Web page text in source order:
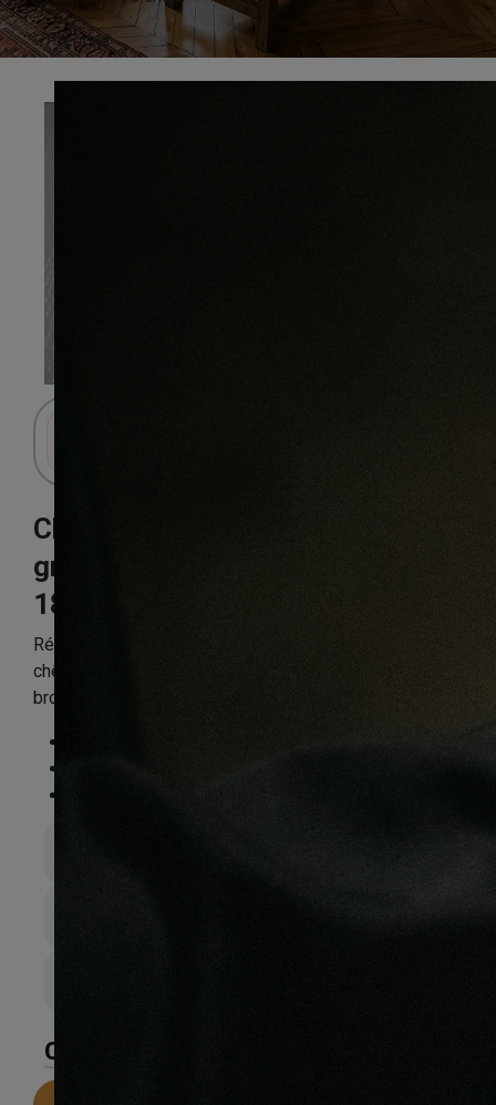
Préciser
Chêne flottant
gris idaho
180X15.5mm
Référence:
chêne FLOTTANT RUSTIQUE GRIS IDAHO VERNI
brossé 180×15.5mm – LOT DE 14M²
CARACTÉRISTIQUES